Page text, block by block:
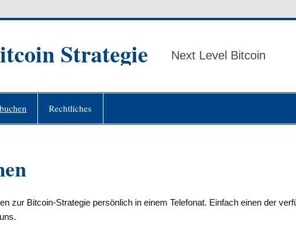
Strategie Next Level Bitcoin
Rechtliches
zur Bitcoin-Strategie persönlich in einem Telefonat. Einfach einen der